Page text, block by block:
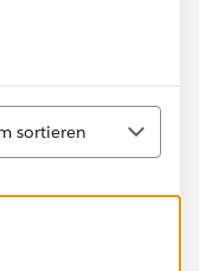
sortieren